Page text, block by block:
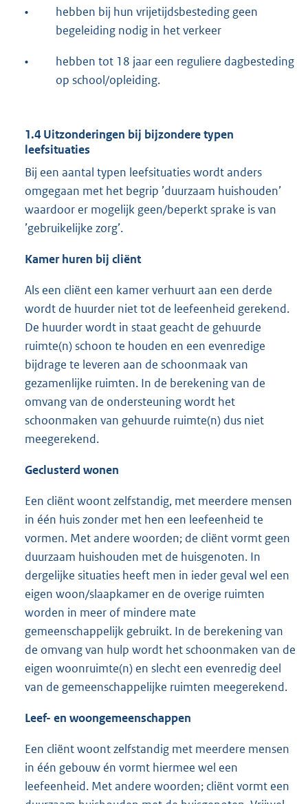
•
hebben bij hun vrijetijdsbesteding geen
begeleiding nodig in het verkeer
•
hebben tot 18 jaar een reguliere dagbesteding
op school/opleiding.
1.4 Uitzonderingen bij bijzondere typen
leefsituaties
Bij een aantal typen leefsituaties wordt anders
omgegaan met het begrip ’duurzaam huishouden’
waardoor er mogelijk geen/beperkt sprake is van
’gebruikelijke zorg’.
Kamer huren bij cliënt
Als een cliënt een kamer verhuurt aan een derde
wordt de huurder niet tot de leefeenheid gerekend.
De huurder wordt in staat geacht de gehuurde
ruimte(n) schoon te houden en een evenredige
bijdrage te leveren aan de schoonmaak van
gezamenlijke ruimten. In de berekening van de
omvang van de ondersteuning wordt het
schoonmaken van gehuurde ruimte(n) dus niet
meegerekend.
Geclusterd wonen
Een cliënt woont zelfstandig, met meerdere mensen
in één huis zonder met hen een leefeenheid te
vormen. Met andere woorden; de cliënt vormt geen
duurzaam huishouden met de huisgenoten. In
dergelijke situaties heeft men in ieder geval wel een
eigen woon/slaapkamer en de overige ruimten
worden in meer of mindere mate
gemeenschappelijk gebruikt. In de berekening van
de omvang van hulp wordt het schoonmaken van de
eigen woonruimte(n) en slecht een evenredig deel
van de gemeenschappelijke ruimten meegerekend.
Leef- en woongemeenschappen
Een cliënt woont zelfstandig met meerdere mensen
in één gebouw én vormt hiermee wel een
leefeenheid. Met andere woorden; cliënt vormt een